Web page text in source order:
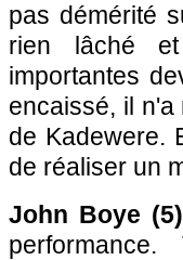
pas démérité
rien lâché
importantes
encaissé, il
de Kadewere.
de réaliser un
John Boye (5)